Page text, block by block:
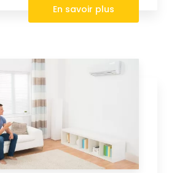
En savoir plus